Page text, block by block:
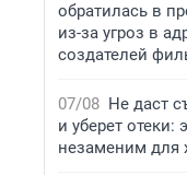
обратилась в
из-за угроз в
создателей
07/08 Не даст
и уберет отеки:
незаменим для